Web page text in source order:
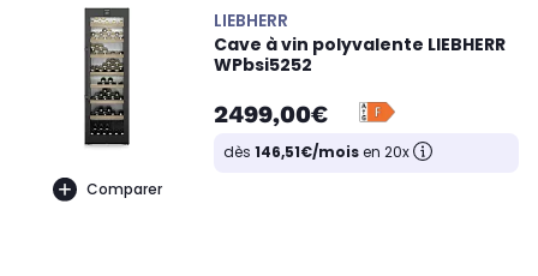
Comparer
LIEBHERR
Cave à vin polyvalente LIEBHERR
WPbsi5252
2499,00€
dès 146,51€/moisen 20x